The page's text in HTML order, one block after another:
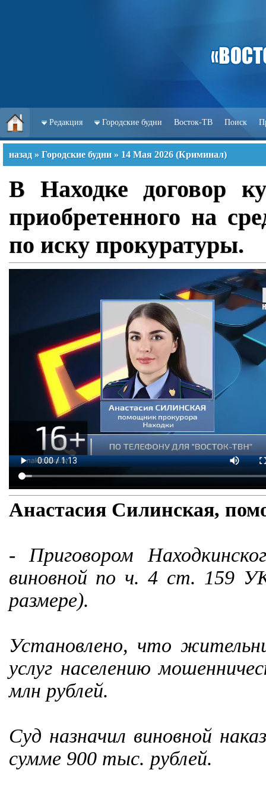
Редакция Городские будни Восток-ТВ Поиск
назад » Городские будни » 14 Мая 2026 (Криминал)
В Находке договор
приобретенного на
по иску прокуратуры.
Анастасия Силинская,
- Приговором
виновной по ч. 4 ст. 159
размере).
Установлено, что
услуг населению
млн рублей.
Суд назначил виновной
сумме 900 тыс. рублей.